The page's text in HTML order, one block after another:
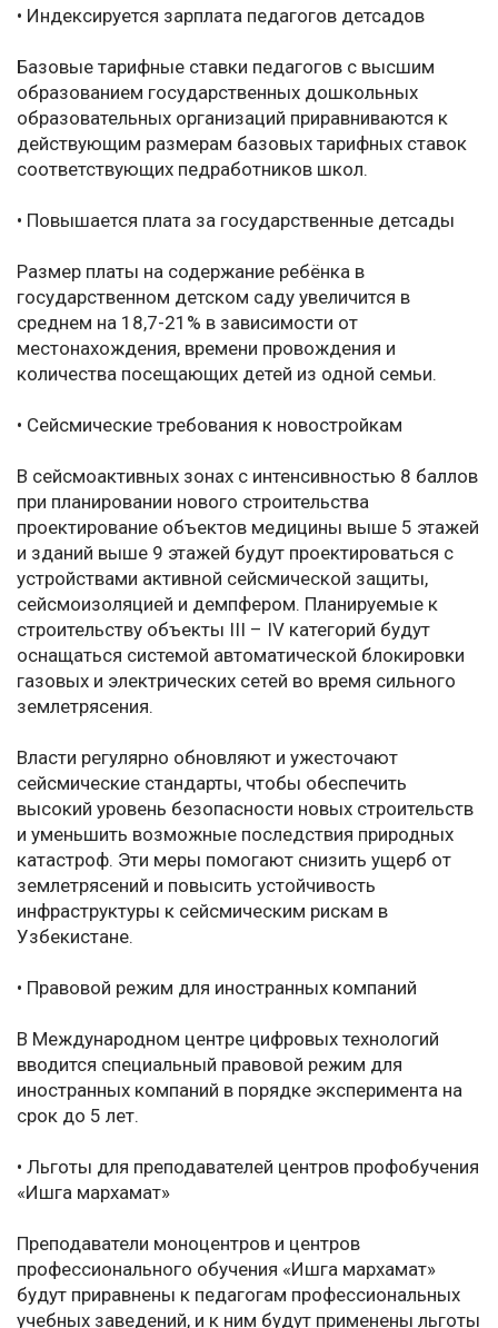
• Индексируется зарплата педагогов детсадов
Базовые тарифные ставки педагогов с высшим
образованием государственных дошкольных
образовательных организаций приравниваются к
действующим размерам базовых тарифных ставок
соответствующих педработников школ.
• Повышается плата за государственные детсады
Размер платы на содержание ребёнка в
государственном детском саду увеличится в
среднем на 18,7-21% в зависимости от
местонахождения, времени провождения и
количества посещающих детей из одной семьи.
• Cейсмические требования к новостройкам
В сейсмоактивных зонах с интенсивностью 8 баллов
при планировании нового строительства
проектирование объектов медицины выше 5 этажей
и зданий выше 9 этажей будут проектироваться с
устройствами активной сейсмической защиты,
сейсмоизоляцией и демпфером. Планируемые к
строительству объекты III – IV категорий будут
оснащаться системой автоматической блокировки
газовых и электрических сетей во время сильного
землетрясения.
Власти регулярно обновляют и ужесточают
сейсмические стандарты, чтобы обеспечить
высокий уровень безопасности новых строительств
и уменьшить возможные последствия природных
катастроф. Эти меры помогают снизить ущерб от
землетрясений и повысить устойчивость
инфраструктуры к сейсмическим рискам в
Узбекистане.
• Правовой режим для иностранных компаний
В Международном центре цифровых технологий
вводится специальный правовой режим для
иностранных компаний в порядке эксперимента на
срок до 5 лет.
• Льготы для преподавателей центров профобучения
«Ишга мархамат»
Преподаватели моноцентров и центров
профессионального обучения «Ишга мархамат»
будут приравнены к педагогам профессиональных
учебных заведений, и к ним будут применены льготы